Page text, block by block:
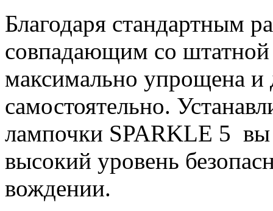
Благодаря стандартным
совпадающим со штатной
максимально упрощена и
самостоятельно.
лампочки SPARKLE 5 вы
высокий уровень
вождении.